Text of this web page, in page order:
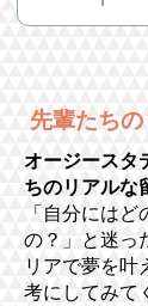
先輩たち
オージースタ
ちのリアルな
「自分には
の？」と迷っ
リアで夢を叶
考にしてみて